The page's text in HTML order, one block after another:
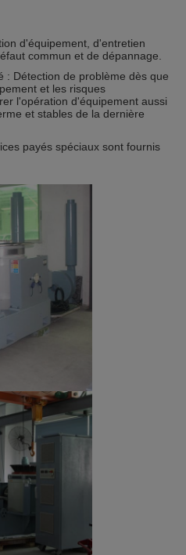
d'équipement, d'entretien
commun et de dépannage.
: Détection de problème dès que
et les risques
l'opération d'équipement aussi
et stables de la dernière
payés spéciaux sont fournis